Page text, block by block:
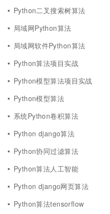
Python二叉搜索树算法
局域网Python算法
局域网软件Python算法
Python算法项目实战
Python模型算法项目实战
Python模型算法
系统Python卷积算法
Python django算法
Python协同过滤算法
Python算法人工智能
Python django网页算法
Python算法tensorflow